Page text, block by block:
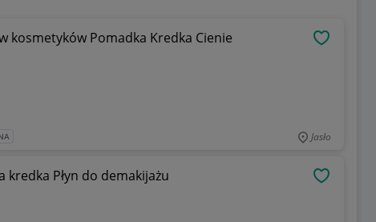
kosmetyków Pomadka Kredka Cienie
Jasło
kredka Płyn do demakijażu